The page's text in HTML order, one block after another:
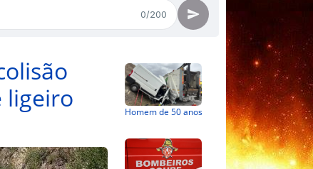
ligeiro
Homem de 50 anos morre em colisão entre camião do lixo e carrinha